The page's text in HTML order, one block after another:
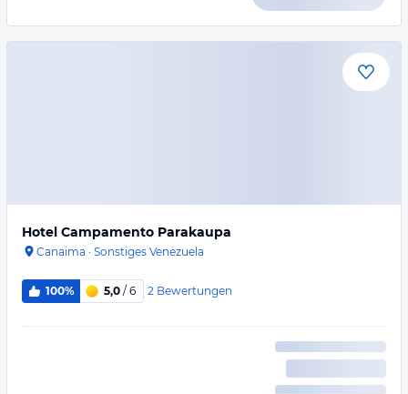
Hotel Campamento Parakaupa
Canaima · Sonstiges Venezuela
100% 5,0 / 6 2 Bewertungen